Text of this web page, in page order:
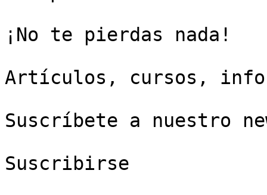
¡No te pierdas nada!
Artículos, cursos,
Suscríbete a nuestro
Suscribirse